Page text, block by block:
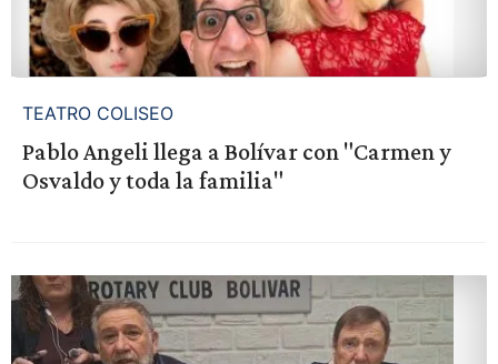
TEATRO COLISEO
Pablo Angeli llega a Bolívar con "Carmen y
Osvaldo y toda la familia"